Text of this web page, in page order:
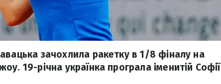
зачохлила ракетку в 1/8 фіналу на
19-річна українка програла іменитій Софії